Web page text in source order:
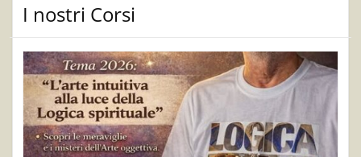
I nostri Corsi